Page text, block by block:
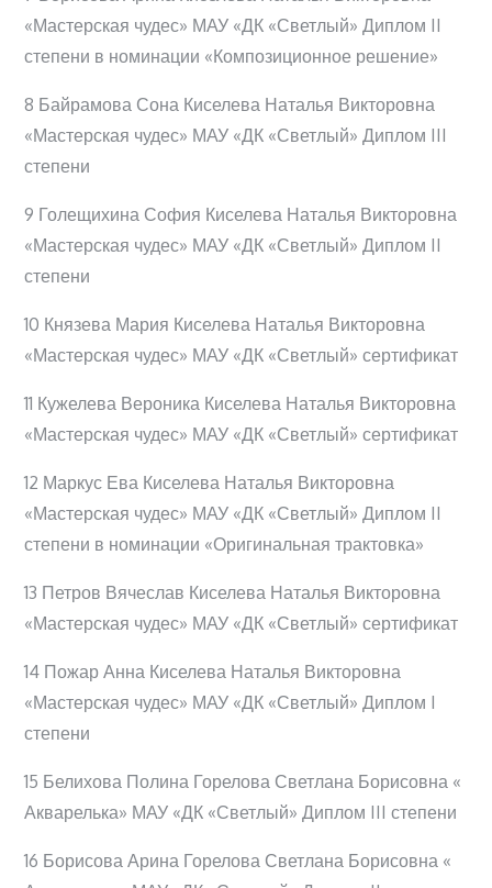
«Мастерская чудес» МАУ «ДК «Светлый» Диплом II
степени в номинации «Композиционное решение»
8 Байрамова Сона Киселева Наталья Викторовна
«Мастерская чудес» МАУ «ДК «Светлый» Диплом III
степени
9 Голещихина София Киселева Наталья Викторовна
«Мастерская чудес» МАУ «ДК «Светлый» Диплом II
степени
10 Князева Мария Киселева Наталья Викторовна
«Мастерская чудес» МАУ «ДК «Светлый» сертификат
11 Кужелева Вероника Киселева Наталья Викторовна
«Мастерская чудес» МАУ «ДК «Светлый» сертификат
12 Маркус Ева Киселева Наталья Викторовна
«Мастерская чудес» МАУ «ДК «Светлый» Диплом II
степени в номинации «Оригинальная трактовка»
13 Петров Вячеслав Киселева Наталья Викторовна
«Мастерская чудес» МАУ «ДК «Светлый» сертификат
14 Пожар Анна Киселева Наталья Викторовна
«Мастерская чудес» МАУ «ДК «Светлый» Диплом I
степени
15 Белихова Полина Горелова Светлана Борисовна «
Акварелька» МАУ «ДК «Светлый» Диплом III степени
16 Борисова Арина Горелова Светлана Борисовна «